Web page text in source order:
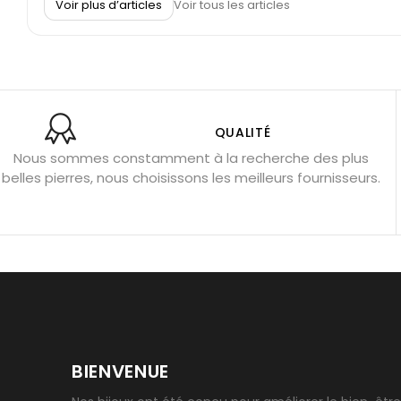
Pierre de lave : propriétés et bienfaits
Obsidienne noire : danger ?
Guide des pierres de
Pierres pour les examens
Pierres anti-déprime
Porter l’œil de tigre
Géode
Voir plus d’articles Voir tous les articles
QUALITÉ
Nous sommes constamment à la recherche des plus
belles pierres, nous choisissons les meilleurs fournisseurs.
BIENVENUE